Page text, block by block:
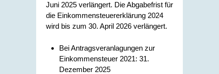
Juni 2025 verlängert. Die Abgabefrist für
die Einkommensteuererklärung 2024
wird bis zum 30. April 2026 verlängert.
Bei Antragsveranlagungen zur
Einkommensteuer 2021: 31.
Dezember 2025